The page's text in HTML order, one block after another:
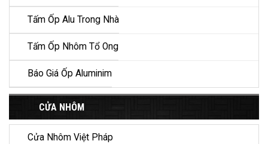
Tấm Ốp Alu Trong Nhà
Tấm Ốp Nhôm Tổ Ong
Báo Giá Ốp Aluminim
CỬA NHÔM
Cửa Nhôm Việt Pháp